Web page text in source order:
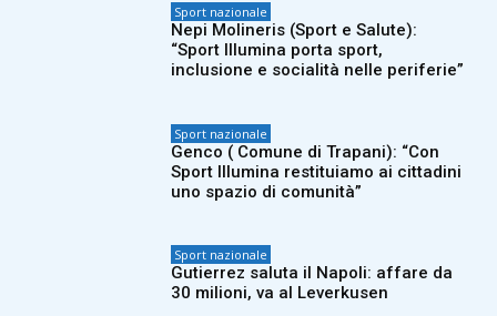
Sport nazionale
Nepi Molineris (Sport e Salute):
“Sport Illumina porta sport,
inclusione e socialità nelle periferie”
Sport nazionale
Genco ( Comune di Trapani): “Con
Sport Illumina restituiamo ai cittadini
uno spazio di comunità”
Sport nazionale
Gutierrez saluta il Napoli: affare da
30 milioni, va al Leverkusen